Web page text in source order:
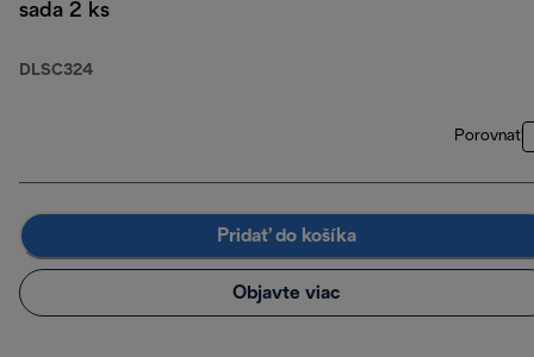
sada 2 ks
DLSC324
Porovnať
Pridať do košíka
Objavte viac